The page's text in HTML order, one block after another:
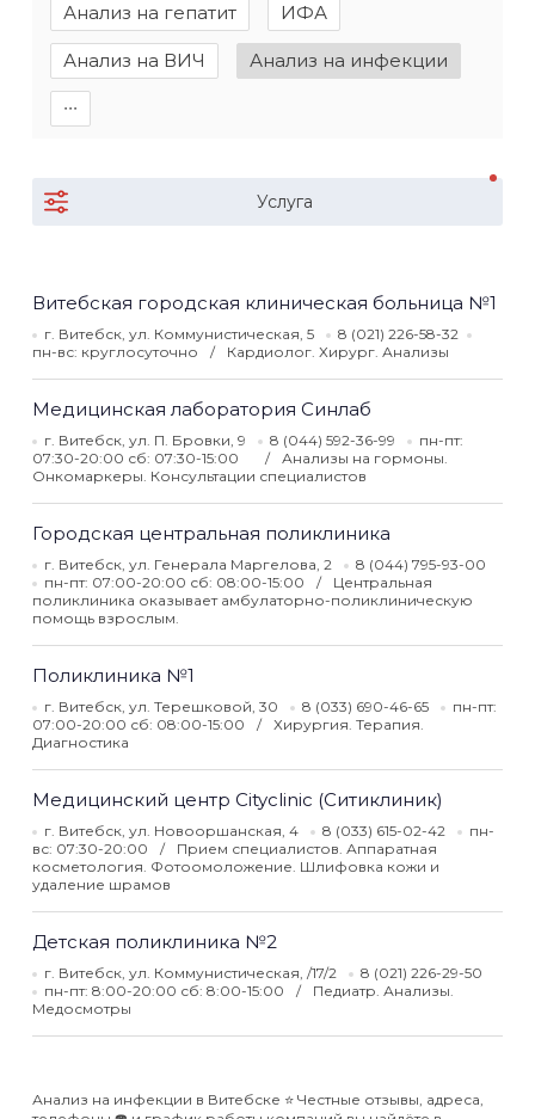
Анализ на гепатит ИФА
Анализ на ВИЧ Анализ на инфекции
∙∙∙
Услуга
Витебская городская клиническая больница №1
г. Витебск, ул. Коммунистическая, 5
8 (021) 226-58-32
пн-вс: круглосуточно
Кардиолог. Хирург. Анализы
Медицинская лаборатория Синлаб
г. Витебск, ул. П. Бровки, 9 8 (044) 592-36-99
пн-пт:
07:30-20:00 сб: 07:30-15:00
Анализы на гормоны.
Онкомаркеры. Консультации специалистов
Городская центральная поликлиника
г. Витебск, ул. Генерала Маргелова, 2
8 (044) 795-93-00
пн-пт: 07:00-20:00 сб: 08:00-15:00
Центральная
поликлиника оказывает амбулаторно-поликлиническую
помощь взрослым.
Поликлиника №1
г. Витебск, ул. Терешковой, 30 8 (033) 690-46-65
пн-пт:
07:00-20:00 сб: 08:00-15:00
Хирургия. Терапия.
Диагностика
Медицинский центр Cityclinic (Ситиклиник)
г. Витебск, ул. Новооршанская, 4 8 (033) 615-02-42
пн-
вс: 07:30-20:00
Прием специалистов. Аппаратная
косметология. Фотоомоложение. Шлифовка кожи и
удаление шрамов
Детская поликлиника №2
г. Витебск, ул. Коммунистическая, /17/2
8 (021) 226-29-50
пн-пт: 8:00-20:00 сб: 8:00-15:00
Педиатр. Анализы.
Медосмотры
Анализ на инфекции в Витебске ⭐️ Честные отзывы, адреса,